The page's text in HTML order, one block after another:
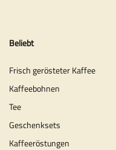
Beliebt
Frisch gerösteter Kaffee
Kaffeebohnen
Tee
Geschenksets
Kaffeeröstungen